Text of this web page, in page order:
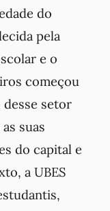
do
pela
e o
começou
desse setor
suas
do capital e
a UBES